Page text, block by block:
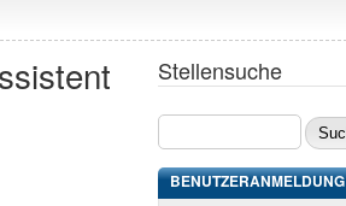
Stellensuche
BENUTZERANMELDUNG